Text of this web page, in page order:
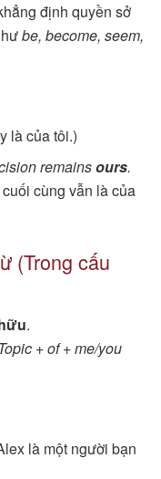
định quyền sở
be, become, seem,
là của tôi.)
remainsours.
cùng vẫn là của
(Trong cấu
.
Topic + of + me/you
là một người bạn